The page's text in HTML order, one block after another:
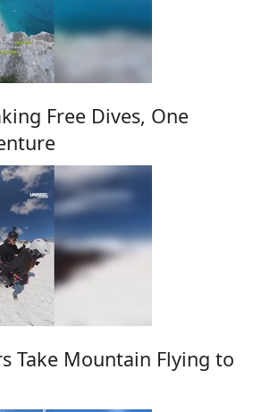
Free Dives, One
Take Mountain Flying to